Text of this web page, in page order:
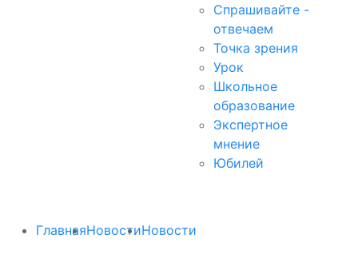
Спрашивайте -
отвечаем
Точка зрения
Урок
Школьное
образование
Экспертное
мнение
Юбилей
ГлавнаяНовостиНовости